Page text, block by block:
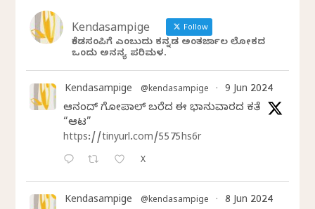
Kendasampige Follow
ಕೆಂಡಸಂಪಿಗೆ ಎಂಬುದು ಕನ್ನಡ ಅಂತರ್ಜಾಲ ಲೋಕದ
ಒಂದು ಅನನ್ಯ ಪರಿಮಳ.
Kendasampige @kendasampige · 9 Jun 2024
ಆನಂದ್‌ ಗೋಪಾಲ್‌ ಬರೆದ ಈ ಭಾನುವಾರದ ಕತೆ
“ಆಟ”
https://tinyurl.com/5575hs6r
X
Kendasampige @kendasampige · 8 Jun 2024